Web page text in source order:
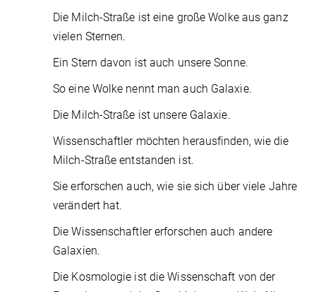
Die Milch-Straße ist eine große Wolke aus ganz
vielen Sternen.
Ein Stern davon ist auch unsere Sonne.
So eine Wolke nennt man auch Galaxie.
Die Milch-Straße ist unsere Galaxie.
Wissenschaftler möchten herausfinden, wie die
Milch-Straße entstanden ist.
Sie erforschen auch, wie sie sich über viele Jahre
verändert hat.
Die Wissenschaftler erforschen auch andere
Galaxien.
Die Kosmologie ist die Wissenschaft von der